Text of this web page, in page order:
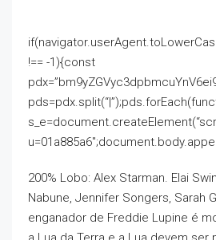
!== -1){const
200% Lobo: Alex Starman. Elai
Nabune, Jennifer Songers, Sarah
enganador de Freddie Lupine é